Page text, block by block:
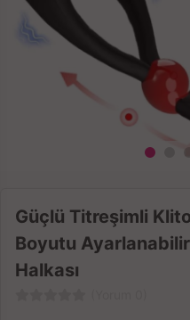
Güçlü Titreşimli
Boyutu
Halkası